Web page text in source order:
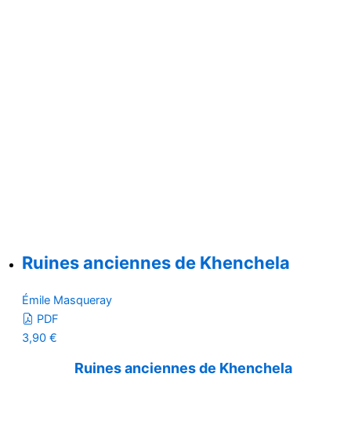
Ruines anciennes de Khenchela
Émile Masqueray
PDF
3,90 €
Ruines anciennes de Khenchela